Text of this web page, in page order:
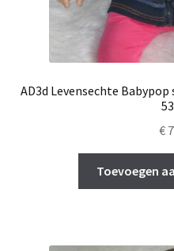
AD3d Levensechte
€
Toevoegen